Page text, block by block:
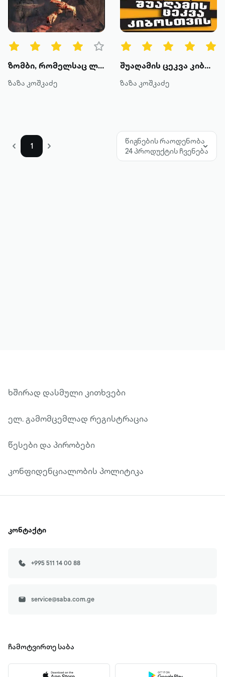
წიგნის ტიპები
ყველა
ტექსტური
ხმოვანი
მოთხრობა
რომანი
ზომბი, რომელსაც ლიტერატურა ძლიერ უყვარდა
ზაზა კოშკაძე
შუაღამის ცეკვა კიბოსთვის
ზაზა კოშკაძე
1
წიგნების რაოდენობა
24 პროდუქტის ჩვენება
ხშირად დასმული კითხვები
ელ. გამომცემლად რეგისტრაცია
წესები და პირობები
კონფიდენციალობის პოლიტიკა
კონტაქტი
+995 511 14 00 88
service@saba.com.ge
ჩამოტვირთე საბა